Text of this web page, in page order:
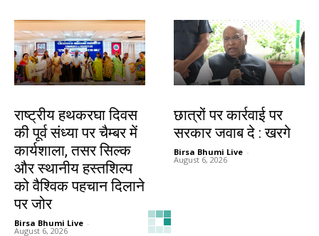
राष्ट्रीय हथकरघा दिवस
की पूर्व संध्या पर चैम्बर में
कार्यशाला, तसर सिल्क
और स्थानीय हस्तशिल्प
को वैश्विक पहचान दिलाने
पर जोर
Birsa Bhumi Live -
August 6, 2026
छात्रों पर कार्रवाई पर
सरकार जवाब दे : खरगे
Birsa Bhumi Live -
August 6, 2026